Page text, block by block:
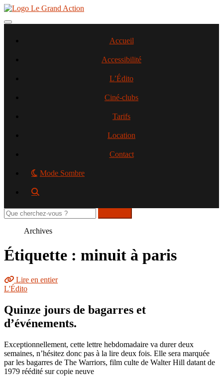
Aller
contenu
Toggle navigation
Accueil
Accessibilité
L’Édito
Ciné-clubs
Tarifs
Location
Contact
Mode Sombre
Rechercher
sur
Archives
Étiquette : minuit à paris
Lire en entier
L'Édito
Quinze jours de bagarres et
d’événements.
Exceptionnellement, cette lettre hebdomadaire va durer deux
semaines, n’hésitez donc pas à la lire deux fois. Elle sera marquée
par les bagarres de The Warriors, film culte de Walter Hill datant de
1979 réédité sur copie neuve